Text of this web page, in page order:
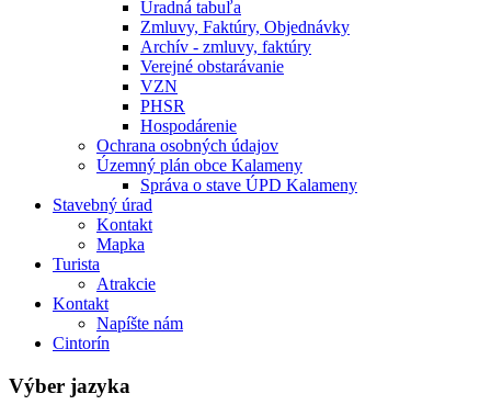
Úradná tabuľa
Zmluvy, Faktúry, Objednávky
Archív - zmluvy, faktúry
Verejné obstarávanie
VZN
PHSR
Hospodárenie
Ochrana osobných údajov
Územný plán obce Kalameny
Správa o stave ÚPD Kalameny
Stavebný úrad
Kontakt
Mapka
Turista
Atrakcie
Kontakt
Napíšte nám
Cintorín
Výber jazyka